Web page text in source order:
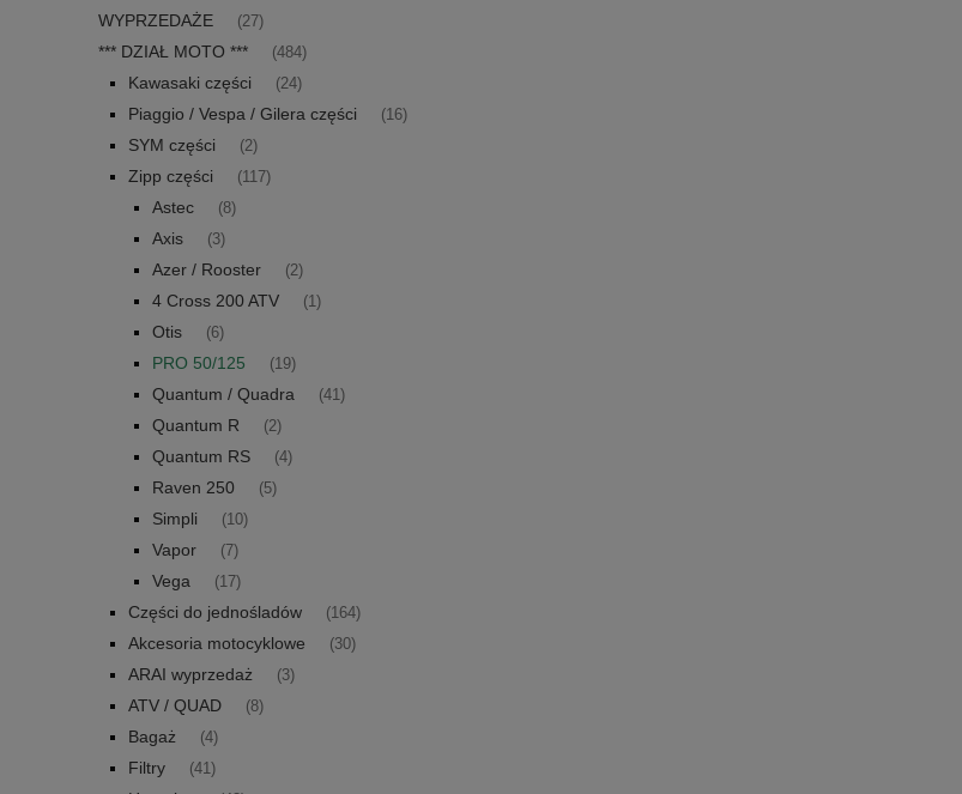
WYPRZEDAŻE (27)
*** DZIAŁ MOTO *** (484)
Kawasaki części (24)
Piaggio / Vespa / Gilera części (16)
SYM części (2)
Zipp części (117)
Astec (8)
Axis (3)
Azer / Rooster (2)
4 Cross 200 ATV (1)
Otis (6)
PRO 50/125 (19)
Quantum / Quadra (41)
Quantum R (2)
Quantum RS (4)
Raven 250 (5)
Simpli (10)
Vapor (7)
Vega (17)
Części do jednośladów (164)
Akcesoria motocyklowe (30)
ARAI wyprzedaż (3)
ATV / QUAD (8)
Bagaż (4)
Filtry (41)